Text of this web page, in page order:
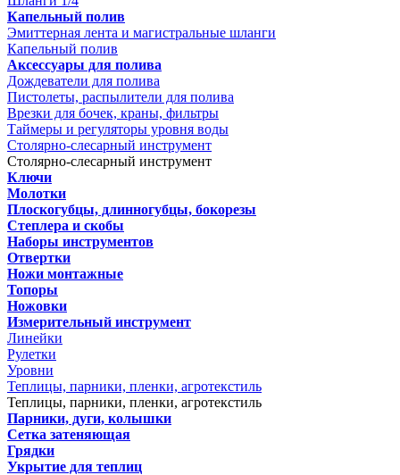
Капельный полив
Эмиттерная лента и магистральные шланги
Капельный полив
Аксессуары для полива
Дождеватели для полива
Пистолеты, распылители для полива
Врезки для бочек, краны, фильтры
Таймеры и регуляторы уровня воды
Столярно-слесарный инструмент
Столярно-слесарный инструмент
Ключи
Молотки
Плоскогубцы, длинногубцы, бокорезы
Степлера и скобы
Наборы инструментов
Отвертки
Ножи монтажные
Топоры
Ножовки
Измерительный инструмент
Линейки
Рулетки
Уровни
Теплицы, парники, пленки, агротекстиль
Теплицы, парники, пленки, агротекстиль
Парники, дуги, колышки
Сетка затеняющая
Грядки
Укрытие для теплиц